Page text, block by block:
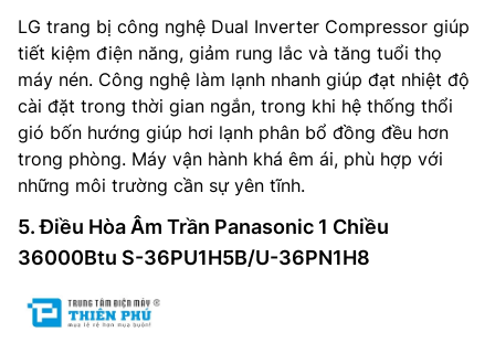
LG trang bị công nghệ Dual Inverter Compressor giúp
tiết kiệm điện năng, giảm rung lắc và tăng tuổi thọ
máy nén. Công nghệ làm lạnh nhanh giúp đạt nhiệt độ
cài đặt trong thời gian ngắn, trong khi hệ thống thổi
gió bốn hướng giúp hơi lạnh phân bổ đồng đều hơn
trong phòng. Máy vận hành khá êm ái, phù hợp với
những môi trường cần sự yên tĩnh.
5. Điều Hòa Âm Trần Panasonic 1 Chiều
36000Btu S-36PU1H5B/U-36PN1H8